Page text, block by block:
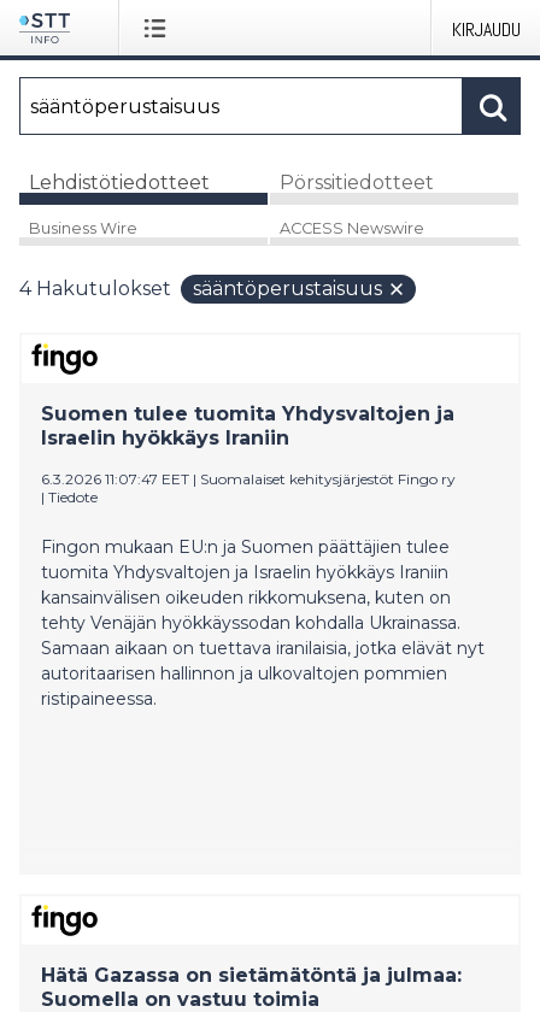
KIRJAUDU
Lehdistötiedotteet Pörssitiedotteet
Business Wire ACCESS Newswire
4 Hakutulokset sääntöperustaisuus
Suomen tulee tuomita Yhdysvaltojen ja
Israelin hyökkäys Iraniin
6.3.2026 11:07:47 EET | Suomalaiset kehitysjärjestöt Fingo ry
| Tiedote
Fingon mukaan EU:n ja Suomen päättäjien tulee
tuomita Yhdysvaltojen ja Israelin hyökkäys Iraniin
kansainvälisen oikeuden rikkomuksena, kuten on
tehty Venäjän hyökkäyssodan kohdalla Ukrainassa.
Samaan aikaan on tuettava iranilaisia, jotka elävät nyt
autoritaarisen hallinnon ja ulkovaltojen pommien
ristipaineessa.
Hätä Gazassa on sietämätöntä ja julmaa:
Suomella on vastuu toimia